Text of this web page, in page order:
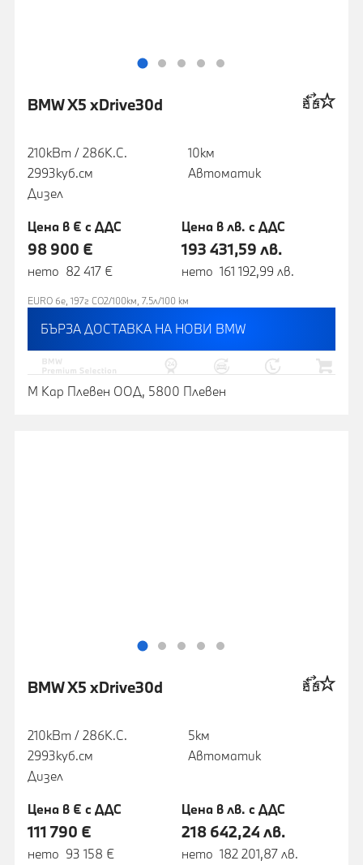
BMW X5 xDrive30d
210кВт / 286К.С.
2993куб.cм
Дизел
10км
Автоматик
Цена в € с ДДС
98 900 €
нето 82 417 €
Цена в лв. с ДДС
193 431,59 лв.
нето 161 192,99 лв.
EURO 6e, 197г CO2/100км, 7.5л/100 км
БЪРЗА ДОСТАВКА НА НОВИ BMW
М Кар Плевен ООД, 5800 Плевен
BMW X5 xDrive30d
210кВт / 286К.С.
2993куб.cм
Дизел
5км
Автоматик
Цена в € с ДДС
111 790 €
нето 93 158 €
Цена в лв. с ДДС
218 642,24 лв.
нето 182 201,87 лв.